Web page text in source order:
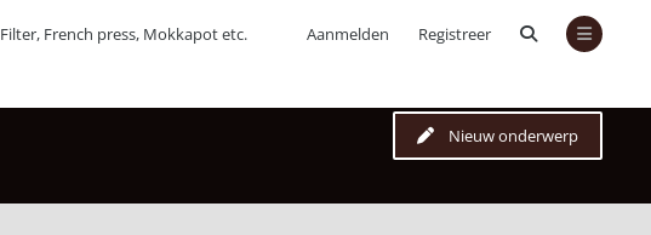
Aanmelden Registreer
Filter, French press, Mokkapot etc.
Nieuw onderwerp